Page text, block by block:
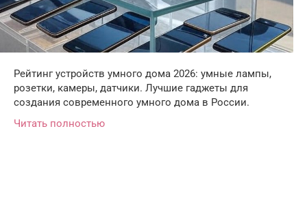
Рейтинг устройств умного дома 2026: умные лампы,
розетки, камеры, датчики. Лучшие гаджеты для
создания современного умного дома в России.
Читать полностью